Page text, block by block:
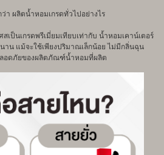
า ผลิตน้ำหอมเกรดทั่วไปอย่างไร
เป็นเกรดพรีเมี่ยมเทียบเท่ากับ น้ำหอมเคาน์เตอร์
น แม้จะใช้เพียงปริมาณเล็กน้อย ไม่มีกลิ่นฉุน
อดภัยของผลิตภัณฑ์น้ำหอมที่ผลิต